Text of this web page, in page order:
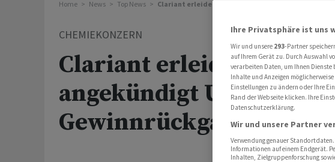
Home News Top News Clariant erleidet wie angekündigt Umsatz- und
CHEMIEKONZERN
Clariant erleidet wie
angekündigt Umsatz-
Gewinnrückgang
Ihre Privatsphäre ist uns
Wir und unsere 293-Partner
auf Ihrem Gerät zu. Durch Auswahl
verarbeiten Daten, um Ihnen
Inhalte und Anzeigen
Einstellungen zu ändern oder Ihre
Rand der Webseite klicken. Ihre
Datenschutzerklärung.
Wir und unsere Partner
Verwendung genauer
Informationen auf einem Endgerät.
Inhalten, Zielgruppenforschung